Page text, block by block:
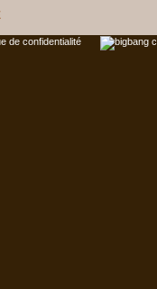
de confidentialité